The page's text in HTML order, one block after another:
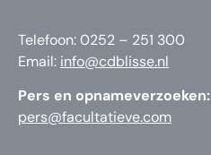
Telefoon: 0252 – 251 300
Email: info@cdblisse.nl
Pers en opnameverzoeken:
pers@facultatieve.com